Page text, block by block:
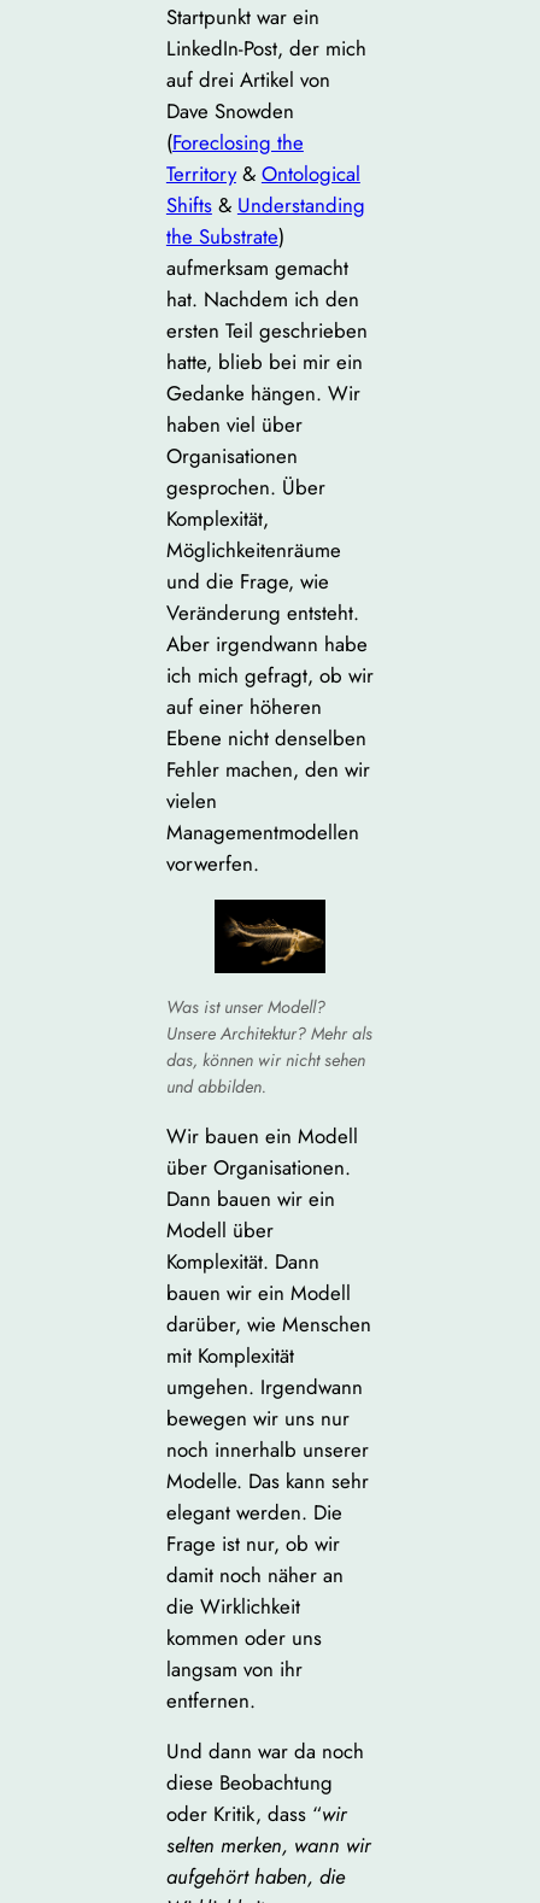
Startpunkt war ein
LinkedIn-Post, der mich
auf drei Artikel von
Dave Snowden
(Foreclosing the
Territory& Ontological
Shifts& Understanding
the Substrate)
aufmerksam gemacht
hat. Nachdem ich den
ersten Teil geschrieben
hatte, blieb bei mir ein
Gedanke hängen. Wir
haben viel über
Organisationen
gesprochen. Über
Komplexität,
Möglichkeitenräume
und die Frage, wie
Veränderung entsteht.
Aber irgendwann habe
ich mich gefragt, ob wir
auf einer höheren
Ebene nicht denselben
Fehler machen, den wir
vielen
Managementmodellen
vorwerfen.
Was ist unser Modell?
Unsere Architektur? Mehr als
das, können wir nicht sehen
und abbilden.
Wir bauen ein Modell
über Organisationen.
Dann bauen wir ein
Modell über
Komplexität. Dann
bauen wir ein Modell
darüber, wie Menschen
mit Komplexität
umgehen. Irgendwann
bewegen wir uns nur
noch innerhalb unserer
Modelle. Das kann sehr
elegant werden. Die
Frage ist nur, ob wir
damit noch näher an
die Wirklichkeit
kommen oder uns
langsam von ihr
entfernen.
Und dann war da noch
diese Beobachtung
oder Kritik, dass “wir
selten merken, wann wir
aufgehört haben, die